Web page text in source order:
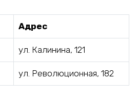
Адрес
ул. Калинина, 121
ул. Революционная, 182